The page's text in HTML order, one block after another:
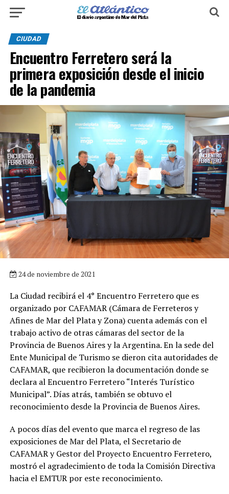
CIUDAD
Encuentro Ferretero será la
primera exposición desde el inicio
de la pandemia
24 de noviembre de 2021
La Ciudad recibirá el 4° Encuentro Ferretero que es
organizado por CAFAMAR (Cámara de Ferreteros y
Afines de Mar del Plata y Zona) cuenta además con el
trabajo activo de otras cámaras del sector de la
Provincia de Buenos Aires y la Argentina. En la sede del
Ente Municipal de Turismo se dieron cita autoridades de
CAFAMAR, que recibieron la documentación donde se
declara al Encuentro Ferretero “Interés Turístico
Municipal”. Días atrás, también se obtuvo el
reconocimiento desde la Provincia de Buenos Aires.
A pocos días del evento que marca el regreso de las
exposiciones de Mar del Plata, el Secretario de
CAFAMAR y Gestor del Proyecto Encuentro Ferretero,
mostró el agradecimiento de toda la Comisión Directiva
hacia el EMTUR por este reconocimiento.